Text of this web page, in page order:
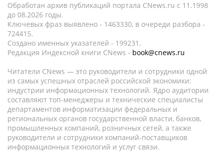
Обработан архив публикаций портала CNews.ru c 11.1998
до 08.2026 годы.
Ключевых фраз выявлено - 1463330, в очереди разбора -
724415.
Создано именных указателей - 199231.
Редакция Индексной книги CNews - book@cnews.ru
Читатели CNews — это руководители и сотрудники одной
из самых успешных отраслей российской экономики:
индустрии информационных технологий. Ядро аудитории
составляют топ-менеджеры и технические специалисты
департаментов информатизации федеральных и
региональных органов государственной власти, банков,
промышленных компаний, розничных сетей, а также
руководители и сотрудники компаний-поставщиков
информационных технологий и услуг связи.